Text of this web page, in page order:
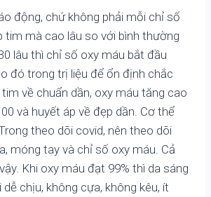
động, chứ không phải mỗi chỉ số
tim mà cao lâu so với bình thường
lâu thì chỉ số oxy máu bắt đầu
đó trong trị liệu để ổn định chắc
về chuẩn dần, oxy máu tăng cao
và huyết áp về đẹp dần. Cơ thể
theo dõi covid, nên theo dõi
móng tay và chỉ số oxy máu. Cả
Khi oxy máu đạt 99% thì da sáng
chịu, không cựa, không kêu, ít